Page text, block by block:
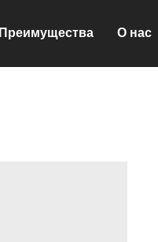
Преимущества О нас